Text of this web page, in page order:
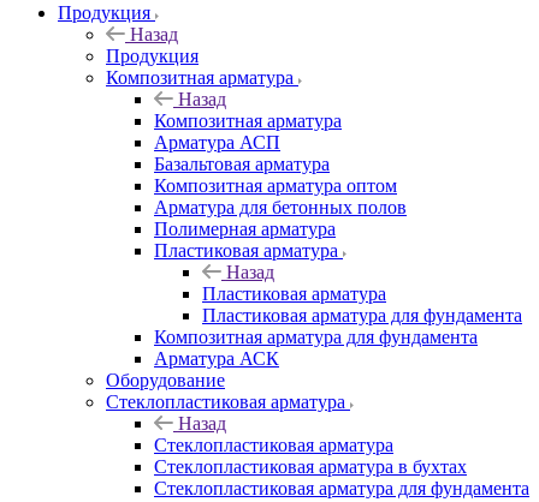
Продукция
Назад
Продукция
Композитная арматура
Назад
Композитная арматура
Арматура АСП
Базальтовая арматура
Композитная арматура оптом
Арматура для бетонных полов
Полимерная арматура
Пластиковая арматура
Назад
Пластиковая арматура
Пластиковая арматура для фундамента
Композитная арматура для фундамента
Арматура АСК
Оборудование
Cтеклопластиковая арматура
Назад
Cтеклопластиковая арматура
Стеклопластиковая арматура в бухтах
Стеклопластиковая арматура для фундамента